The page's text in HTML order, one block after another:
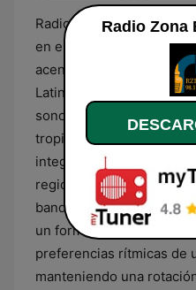
Radio Zona Bataneca
en el entretenimiento
acento en los ritmos
Latinoamérica. La
sonoro principalmente a
tropicales como la
integrando también una
regional mexicana,
banda y norteño. Esta
un formato variado que
preferencias rítmicas de
manteniendo una
Radio Zona